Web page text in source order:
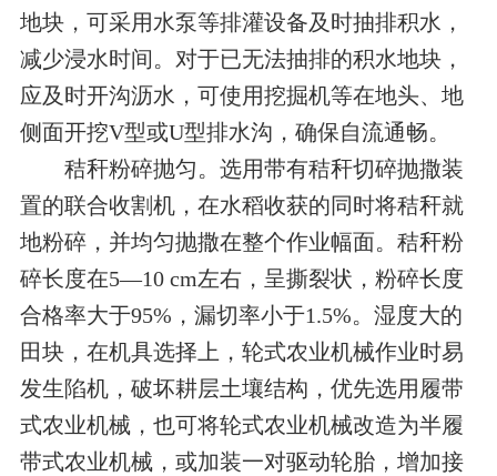
地块，可采用水泵等排灌设备及时抽排积水，
减少浸水时间。对于已无法抽排的积水地块，
应及时开沟沥水，可使用挖掘机等在地头、地
侧面开挖V型或U型排水沟，确保自流通畅。
秸秆粉碎抛匀。选用带有秸秆切碎抛撒装
置的联合收割机，在水稻收获的同时将秸秆就
地粉碎，并均匀抛撒在整个作业幅面。秸秆粉
碎长度在5—10 cm左右，呈撕裂状，粉碎长度
合格率大于95%，漏切率小于1.5%。湿度大的
田块，在机具选择上，轮式农业机械作业时易
发生陷机，破坏耕层土壤结构，优先选用履带
式农业机械，也可将轮式农业机械改造为半履
带式农业机械，或加装一对驱动轮胎，增加接